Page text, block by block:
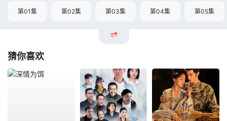
第01集 第02集 第03集 第04集 第05集
猜你喜欢